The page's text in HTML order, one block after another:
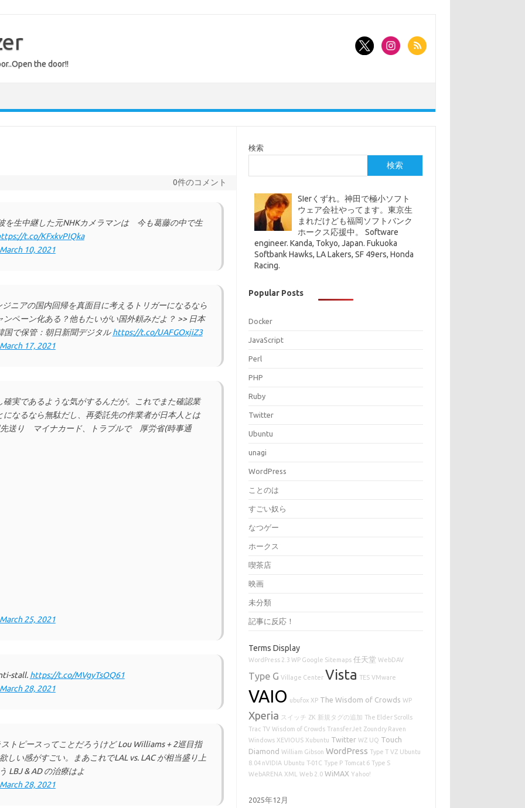
the door!!
0件のコメント
を生中継した元NHKカメラマンは 今も葛藤の中で生
t.co/KFxkvPIQka
10, 2021
ニアの国内回帰を真面目に考えるトリガーになるなら
ペーン化ある？他もたいがい国外頼みだよ？ >> 日本
国で保管：朝日新聞デジタルhttps://t.co/UAFGOxjiZ3
17, 2021
実であるような気がするんだが。これでまた確認業
なるなら無駄だし、再委託先の作業者が日本人とは
先送り マイナカード、トラブルで 厚労省(時事通
25, 2021
stall. https://t.co/MVgyTsOQ61
28, 2021
トピースってことだろうけど Lou Williams + 2巡目指
しい感がすごい。まあこれでLAL vs. LAC が相当盛り上
LBJ & AD の治療はよ
28, 2021
検索
検索
SIerくずれ。神田で極小ソフト
ウェア会社やってます。東京生
まれだけども福岡ソフトバンク
ホークス応援中。 Software
engineer. Kanda, Tokyo, Japan. Fukuoka
Softbank Hawks, LA Lakers, SF 49ers, Honda
Racing.
Popular Posts
Docker
JavaScript
Perl
PHP
Ruby
Twitter
Ubuntu
unagi
WordPress
ことのは
すごい奴ら
なつゲー
ホークス
喫茶店
映画
未分類
記事に反応！
Terms Display
WordPress 2.3 WP Google Sitemaps 任天堂 WebDAV
Type G Village Center Vista TES VMware
VAIO ubufox XP The Wisdom of Crowds WP
Xperia スイッチ ZK 新規タグの追加 The Elder Scrolls
Trac TV Wisdom of Crowds TransferJet Zoundry Raven
Windows XEVIOUS Xubuntu Twitter WZ UQ Touch
Diamond William Gibson WordPress Type T VZ Ubuntu
8.04 nVIDIA Ubuntu T-01C Type P Tomcat 6 Type S
WebARENA XML Web 2.0 WiMAX Yahoo!
2025年12月